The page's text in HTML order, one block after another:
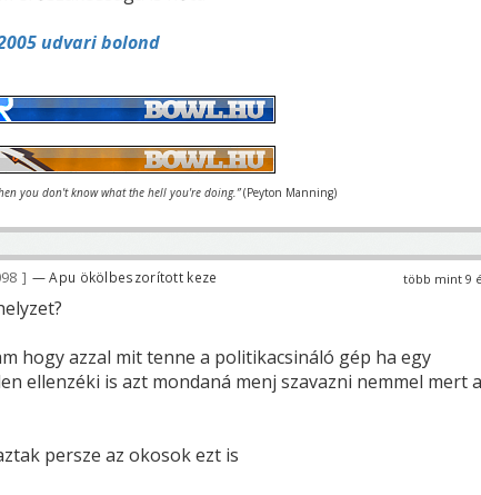
udvari bolond
you don't know what the hell you're doing.”(Peyton Manning)
több mint 9
— Apu ökölbeszorított keze
hogy azzal mit tenne a politikacsináló gép ha egy
ellenzéki is azt mondaná menj szavazni nemmel mert
persze az okosok ezt is